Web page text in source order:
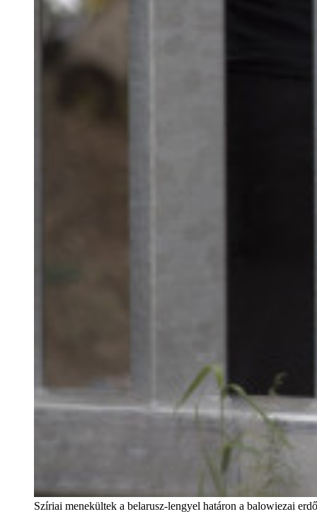
Szíriai menekültek a belarusz-lengyel határon a balowiezai